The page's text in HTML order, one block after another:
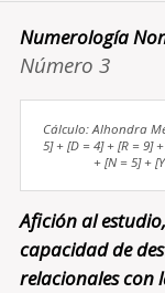
Numerología
Número 3
Cálculo: Alhondra
5] + [D = 4] + [R = 9]
+ [N = 5] +
Afición al
capacidad de
relacionales con